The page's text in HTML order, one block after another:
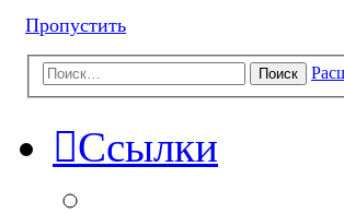
Пропустить
Поиск
Ссылки